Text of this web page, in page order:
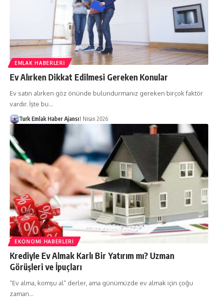
EMLAK HABERLERI
Ev Alırken Dikkat Edilmesi Gereken Konular
Ev satın alırken göz önünde bulundurmanız gereken birçok faktör
vardır. İşte bu…
Turk Emlak Haber Ajansı1 Nisan 2026
EKONOMI HABERLERI
Krediyle Ev Almak Karlı Bir Yatırım mı? Uzman
Görüşleri ve İpuçları
“Ev alma, komşu al” derler, ama günümüzde ev almak için çoğu
zaman…